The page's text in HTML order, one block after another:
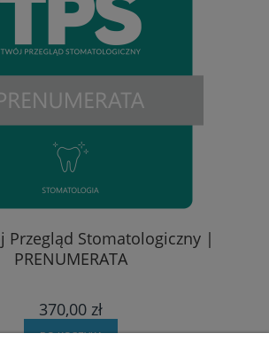
Przegląd Stomatologiczny |
PRENUMERATA
370,00 zł
DO KOSZYKA